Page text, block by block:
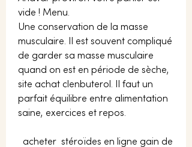
vide ! Menu.
Une conservation de la masse
musculaire. Il est souvent compliqué
de garder sa masse musculaire
quand on est en période de sèche,
site achat clenbuterol. Il faut un
parfait équilibre entre alimentation
saine, exercices et repos.